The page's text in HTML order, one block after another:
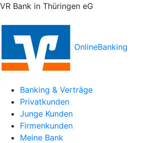
VR Bank in Thüringen eG
OnlineBanking
Banking & Verträge
Privatkunden
Junge Kunden
Firmenkunden
Meine Bank